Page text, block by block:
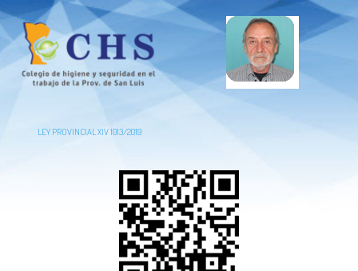
LEY PROVINCIAL XIV 1013/2019